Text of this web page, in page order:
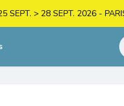
> 28 SEPT. 2026 -